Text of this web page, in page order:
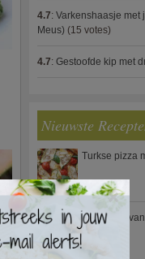
4.7: Varkenshaasje met
Meus) (15 votes)
4.7: Gestoofde kip met
Nieuwste
Turkse pizza
Waterzooi
×